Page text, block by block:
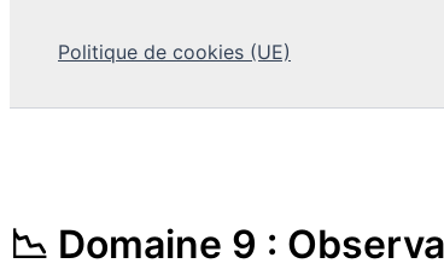
Politique de cookies (UE)
📉 Domaine 9 :